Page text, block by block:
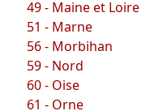
49 - Maine et Loire
51 - Marne
56 - Morbihan
59 - Nord
60 - Oise
61 - Orne